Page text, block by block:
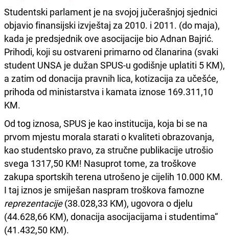
Studentski parlament je na svojoj jučerašnjoj sjednici
objavio finansijski izvještaj za 2010. i 2011. (do maja),
kada je predsjednik ove asocijacije bio Adnan Bajrić.
Prihodi, koji su ostvareni primarno od članarina (svaki
student UNSA je dužan SPUS-u godišnje uplatiti 5 KM),
a zatim od donacija pravnih lica, kotizacija za učešće,
prihoda od ministarstva i kamata iznose 169.311,10
KM.
Od tog iznosa, SPUS je kao institucija, koja bi se na
prvom mjestu morala starati o kvaliteti obrazovanja,
kao studentsko pravo, za stručne publikacije utrošio
svega 1317,50 KM! Nasuprot tome, za troškove
zakupa sportskih terena utrošeno je cijelih 10.000 KM.
I taj iznos je smiješan naspram troškova famozne
reprezentacije(38.028,33 KM), ugovora o djelu
(44.628,66 KM), donacija asocijacijama i studentima“
(41.432,50 KM).